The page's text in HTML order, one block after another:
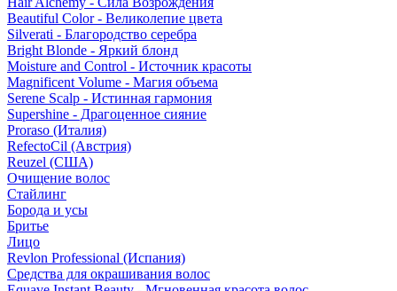
Beautiful Color - Великолепие цвета
Silverati - Благородство серебра
Bright Blonde - Яркий блонд
Moisture and Control - Источник красоты
Magnificent Volume - Магия объема
Serene Scalp - Истинная гармония
Supershine - Драгоценное сияние
Proraso (Италия)
RefectoCil (Австрия)
Reuzel (США)
Очищение волос
Стайлинг
Борода и усы
Бритье
Лицо
Revlon Professional (Испания)
Средства для окрашивания волос